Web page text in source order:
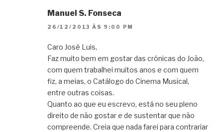
Manuel S. Fonseca
26/12/2013 ÀS 9:00 PM
Caro José Luis,
Faz muito bem em gostar das crónicas do João,
com quem trabalhei muitos anos e com quem
fiz, a meias, o Catálogo do Cinema Musical,
entre outras coisas.
Quanto ao que eu escrevo, está no seu pleno
direito de não gostar e de sustentar que não
compreende. Creia que nada farei para contrariar